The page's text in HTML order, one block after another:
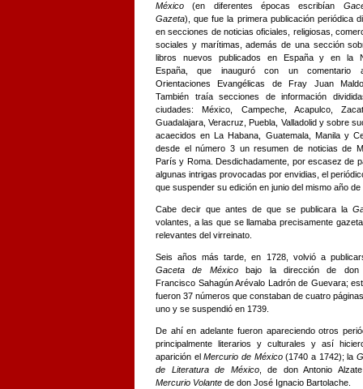
México (en diferentes épocas escribían
Gazeta), que fue la primera publicación periódica
en secciones de noticias oficiales, religiosas,
sociales y marítimas, además de una sección
libros nuevos publicados en España y en la
España, que inauguró con un comentario
Orientaciones Evangélicas de Fray Juan
También traía secciones de información
ciudades: México, Campeche, Acapulco,
Guadalajara, Veracruz, Puebla, Valladolid y sobre
acaecidos en La Habana, Guatemala, Manila y
desde el número 3 un resumen de noticias de
París y Roma. Desdichadamente, por escasez de
algunas intrigas provocadas por envidias, el
que suspender su edición en junio del mismo año de
Cabe decir que antes de que se publicara la
volantes, a las que se llamaba precisamente
relevantes del virreinato.
Seis años más tarde, en 1728, volvió a
Gaceta de Méxicobajo la dirección de don
Francisco Sahagún Arévalo Ladrón de Guevara;
fueron 37 números que constaban de cuatro
uno y se suspendió en 1739.
De ahí en adelante fueron apareciendo otros
principalmente literarios y culturales y así
aparición elMercurio de México(1740 a 1742); la
de Literatura de México, de don Antonio
Mercurio Volante de don José Ignacio Bartolache.